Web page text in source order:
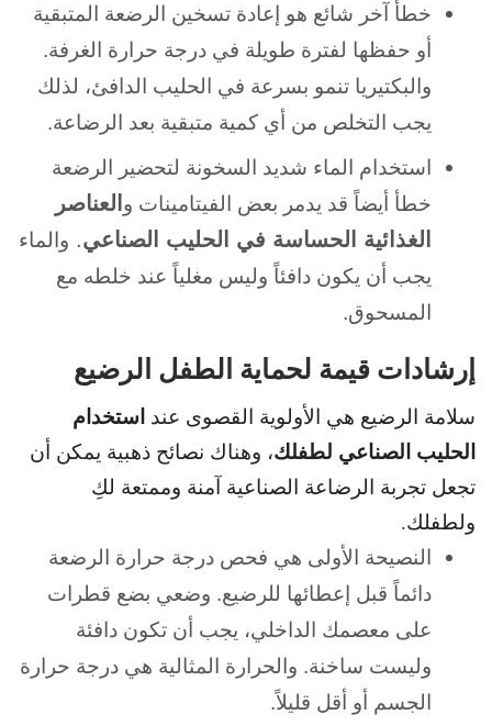
خطأ آخر شائع هو إعادة تسخين الرضعة المتبقية
أو حفظها لفترة طويلة في درجة حرارة الغرفة.
والبكتيريا تنمو بسرعة في الحليب الدافئ، لذلك
يجب التخلص من أي كمية متبقية بعد الرضاعة.
استخدام الماء شديد السخونة لتحضير الرضعة
خطأ أيضاً قد يدمر بعض الفيتامينات و العناصر
الغذائية الحساسة في الحليب الصناعي. والماء
يجب أن يكون دافئاً وليس مغلياً عند خلطه مع
المسحوق.
إرشادات قيمة لحماية الطفل الرضيع
سلامة الرضيع هي الأولوية القصوى عند استخدام
الحليب الصناعي لطفلك، وهناك نصائح ذهبية يمكن أن
تجعل تجربة الرضاعة الصناعية آمنة وممتعة لكِ
ولطفلك.
النصيحة الأولى هي فحص درجة حرارة الرضعة
دائماً قبل إعطائها للرضيع. وضعي بضع قطرات
على معصمك الداخلي، يجب أن تكون دافئة
وليست ساخنة. والحرارة المثالية هي درجة حرارة
الجسم أو أقل قليلاً.